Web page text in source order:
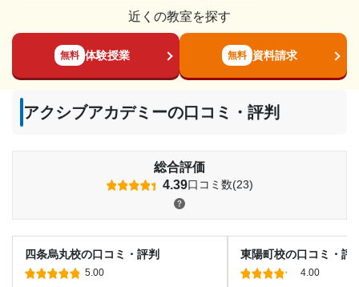
近くの教室を探す
無料 体験授業 無料 資料請求
アクシブアカデミーの口コミ・評判
総合評価
4.39口コミ数(23)
四条烏丸校の口コミ・評判
5.00
東陽町校の口コミ・評
4.00